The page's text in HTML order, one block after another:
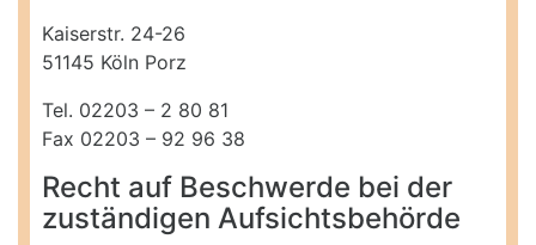
Kaiserstr. 24-26
51145 Köln Porz
Tel. 02203 – 2 80 81
Fax 02203 – 92 96 38
Recht auf Beschwerde bei der
zuständigen Aufsichtsbehörde